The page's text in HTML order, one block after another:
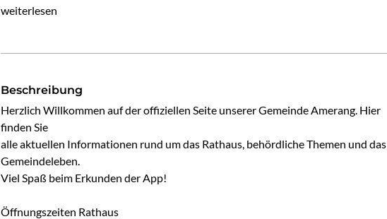
weiterlesen
Beschreibung
Herzlich Willkommen auf der offiziellen Seite unserer Gemeinde Amerang. Hier
finden Sie
alle aktuellen Informationen rund um das Rathaus, behördliche Themen und das
Gemeindeleben.
Viel Spaß beim Erkunden der App!
Öffnungszeiten Rathaus